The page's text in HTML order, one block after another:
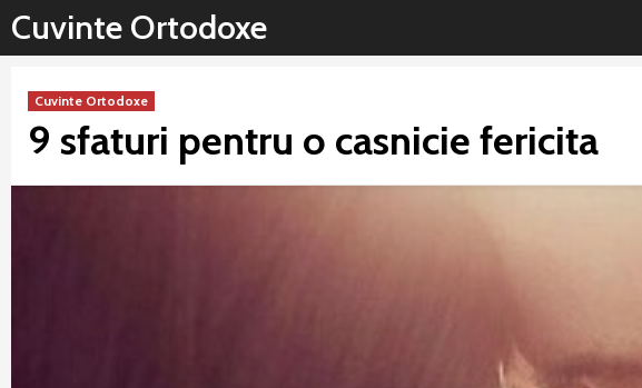
SariCuvinte Ortodoxe
Cuvinte Ortodoxe
9 sfaturi pentru o casnicie fericita